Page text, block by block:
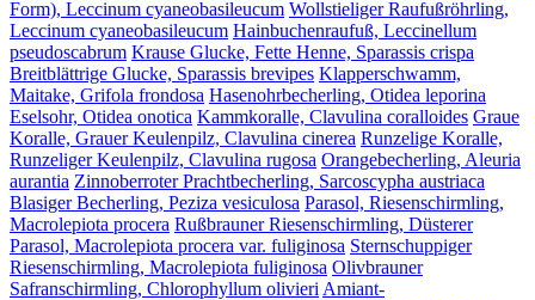
Form), Leccinum cyaneobasileucum Wollstieliger Raufußröhrling,
Leccinum cyaneobasileucum Hainbuchenraufuß, Leccinellum
pseudoscabrum Krause Glucke, Fette Henne, Sparassis crispa
Breitblättrige Glucke, Sparassis brevipes Klapperschwamm,
Maitake, Grifola frondosa Hasenohrbecherling, Otidea leporina
Eselsohr, Otidea onotica Kammkoralle, Clavulina coralloides Graue
Koralle, Grauer Keulenpilz, Clavulina cinerea Runzelige Koralle,
Runzeliger Keulenpilz, Clavulina rugosa Orangebecherling, Aleuria
aurantia Zinnoberroter Prachtbecherling, Sarcoscypha austriaca
Blasiger Becherling, Peziza vesiculosa Parasol, Riesenschirmling,
Macrolepiota procera Rußbrauner Riesenschirmling, Düsterer
Parasol, Macrolepiota procera var. fuliginosa Sternschuppiger
Riesenschirmling, Macrolepiota fuliginosa Olivbrauner
Safranschirmling, Chlorophyllum olivieriAmiant-